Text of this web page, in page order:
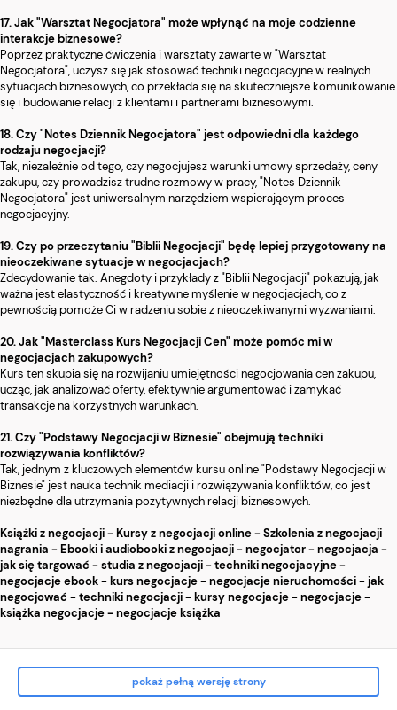
17. Jak "Warsztat Negocjatora" może wpłynąć na moje codzienne
interakcje biznesowe?
Poprzez praktyczne ćwiczenia i warsztaty zawarte w "Warsztat
Negocjatora", uczysz się jak stosować techniki negocjacyjne w realnych
sytuacjach biznesowych, co przekłada się na skuteczniejsze komunikowanie
się i budowanie relacji z klientami i partnerami biznesowymi.
18. Czy "Notes Dziennik Negocjatora" jest odpowiedni dla każdego
rodzaju negocjacji?
Tak, niezależnie od tego, czy negocjujesz warunki umowy sprzedaży, ceny
zakupu, czy prowadzisz trudne rozmowy w pracy, "Notes Dziennik
Negocjatora" jest uniwersalnym narzędziem wspierającym proces
negocjacyjny.
19. Czy po przeczytaniu "Biblii Negocjacji" będę lepiej przygotowany na
nieoczekiwane sytuacje w negocjacjach?
Zdecydowanie tak. Anegdoty i przykłady z "Biblii Negocjacji" pokazują, jak
ważna jest elastyczność i kreatywne myślenie w negocjacjach, co z
pewnością pomoże Ci w radzeniu sobie z nieoczekiwanymi wyzwaniami.
20. Jak "Masterclass Kurs Negocjacji Cen" może pomóc mi w
negocjacjach zakupowych?
Kurs ten skupia się na rozwijaniu umiejętności negocjowania cen zakupu,
ucząc, jak analizować oferty, efektywnie argumentować i zamykać
transakcje na korzystnych warunkach.
21. Czy "Podstawy Negocjacji w Biznesie" obejmują techniki
rozwiązywania konfliktów?
Tak, jednym z kluczowych elementów kursu online "Podstawy Negocjacji w
Biznesie" jest nauka technik mediacji i rozwiązywania konfliktów, co jest
niezbędne dla utrzymania pozytywnych relacji biznesowych.
Książki z negocjacji - Kursy z negocjacji online - Szkolenia z negocjacji
nagrania - Ebooki i audiobooki z negocjacji - negocjator - negocjacja -
jak się targować - studia z negocjacji - techniki negocjacyjne -
negocjacje ebook - kurs negocjacje - negocjacje nieruchomości - jak
negocjować - techniki negocjacji - kursy negocjacje - negocjacje -
książka negocjacje - negocjacje książka
pokaż pełną wersję strony